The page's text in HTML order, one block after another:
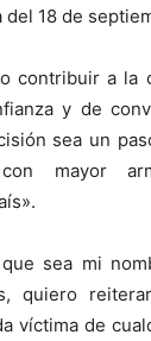
18 de
contribuir a la
y de
sea un
mayor
sea mi
quiero
víctima de